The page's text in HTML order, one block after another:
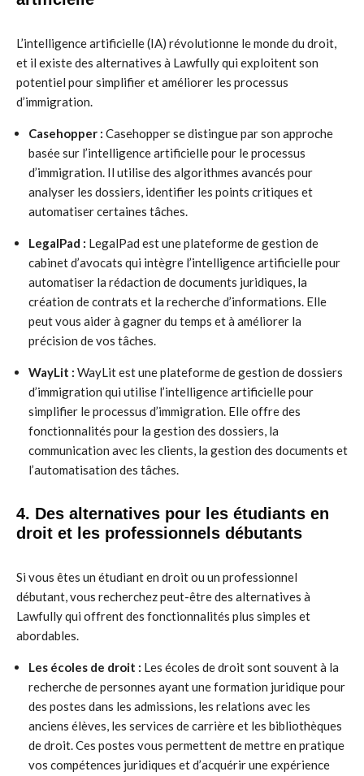
L’intelligence artificielle (IA) révolutionne le monde du droit,
et il existe des alternatives à Lawfully qui exploitent son
potentiel pour simplifier et améliorer les processus
d’immigration.
Casehopper : Casehopper se distingue par son approche
basée sur l’intelligence artificielle pour le processus
d’immigration. Il utilise des algorithmes avancés pour
analyser les dossiers, identifier les points critiques et
automatiser certaines tâches.
LegalPad : LegalPad est une plateforme de gestion de
cabinet d’avocats qui intègre l’intelligence artificielle pour
automatiser la rédaction de documents juridiques, la
création de contrats et la recherche d’informations. Elle
peut vous aider à gagner du temps et à améliorer la
précision de vos tâches.
WayLit : WayLit est une plateforme de gestion de dossiers
d’immigration qui utilise l’intelligence artificielle pour
simplifier le processus d’immigration. Elle offre des
fonctionnalités pour la gestion des dossiers, la
communication avec les clients, la gestion des documents et
l’automatisation des tâches.
4. Des alternatives pour les étudiants en
droit et les professionnels débutants
Si vous êtes un étudiant en droit ou un professionnel
débutant, vous recherchez peut-être des alternatives à
Lawfully qui offrent des fonctionnalités plus simples et
abordables.
Les écoles de droit : Les écoles de droit sont souvent à la
recherche de personnes ayant une formation juridique pour
des postes dans les admissions, les relations avec les
anciens élèves, les services de carrière et les bibliothèques
de droit. Ces postes vous permettent de mettre en pratique
vos compétences juridiques et d’acquérir une expérience